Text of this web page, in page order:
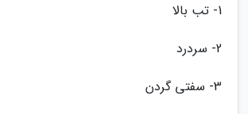
1- تب بالا
2- سردرد
3- سفتی گردن